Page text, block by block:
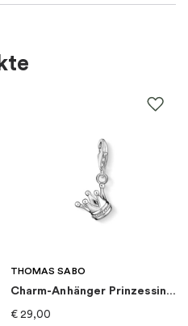
Pandora
THOMAS SABO
Charm-Anhänger Prinzessin Krone
€ 29,00